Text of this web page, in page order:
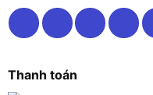
Thanh toán